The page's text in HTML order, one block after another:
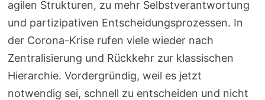
agilen Strukturen, zu mehr Selbstverantwortung
und partizipativen Entscheidungsprozessen. In
der Corona-Krise rufen viele wieder nach
Zentralisierung und Rückkehr zur klassischen
Hierarchie. Vordergründig, weil es jetzt
notwendig sei, schnell zu entscheiden und nicht